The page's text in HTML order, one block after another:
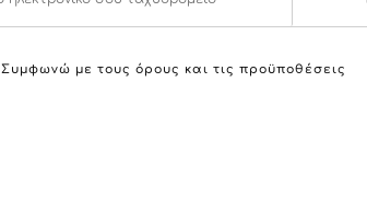
Συμφωνώ με τους όρους και τις προϋποθέσεις